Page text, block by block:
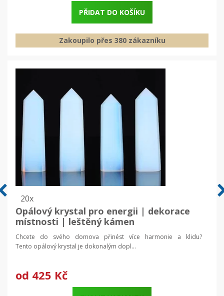
PŘIDAT DO KOŠÍKU
Zakoupilo přes 380 zákazníku
20x
Opálový krystal pro energii | dekorace
místnosti | leštěný kámen
Chcete do svého domova přinést více harmonie a klidu?
Tento opálový krystal je dokonalým dopl...
od 425 Kč